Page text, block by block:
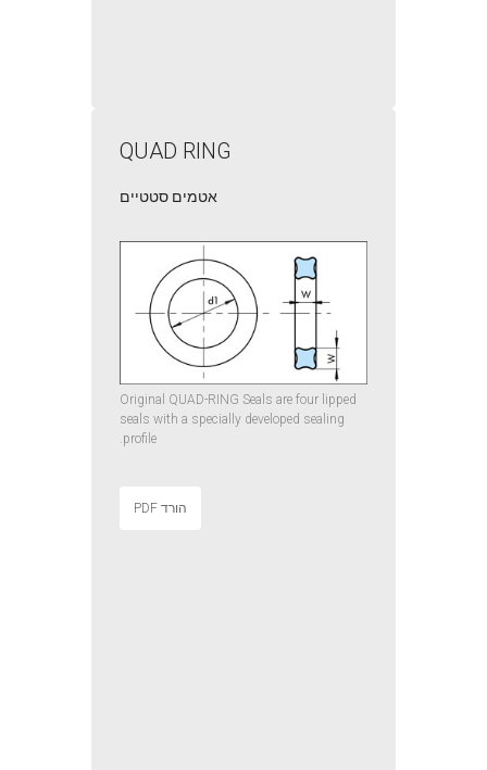
QUAD RING
אטמים סטטיים
Original QUAD-RING Seals are four lipped
seals with a specially developed sealing
profile.
הורד PDF